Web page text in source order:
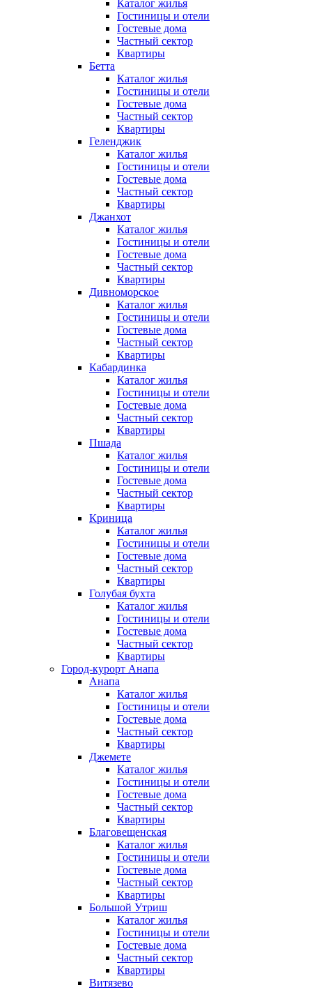
Каталог жилья
Гостиницы и отели
Гостевые дома
Частный сектор
Квартиры
Бетта
Каталог жилья
Гостиницы и отели
Гостевые дома
Частный сектор
Квартиры
Геленджик
Каталог жилья
Гостиницы и отели
Гостевые дома
Частный сектор
Квартиры
Джанхот
Каталог жилья
Гостиницы и отели
Гостевые дома
Частный сектор
Квартиры
Дивноморское
Каталог жилья
Гостиницы и отели
Гостевые дома
Частный сектор
Квартиры
Кабардинка
Каталог жилья
Гостиницы и отели
Гостевые дома
Частный сектор
Квартиры
Пшада
Каталог жилья
Гостиницы и отели
Гостевые дома
Частный сектор
Квартиры
Криница
Каталог жилья
Гостиницы и отели
Гостевые дома
Частный сектор
Квартиры
Голубая бухта
Каталог жилья
Гостиницы и отели
Гостевые дома
Частный сектор
Квартиры
Город-курорт Анапа
Анапа
Каталог жилья
Гостиницы и отели
Гостевые дома
Частный сектор
Квартиры
Джемете
Каталог жилья
Гостиницы и отели
Гостевые дома
Частный сектор
Квартиры
Благовещенская
Каталог жилья
Гостиницы и отели
Гостевые дома
Частный сектор
Квартиры
Большой Утриш
Каталог жилья
Гостиницы и отели
Гостевые дома
Частный сектор
Квартиры
Витязево